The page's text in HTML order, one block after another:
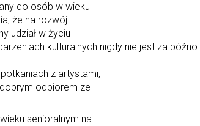
do osób w wieku
że na rozwój
udział w życiu
kulturalnych nigdy nie jest za późno.
z artystami,
odbiorem ze
senioralnym na